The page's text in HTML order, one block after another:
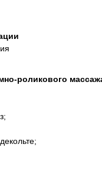
роликового